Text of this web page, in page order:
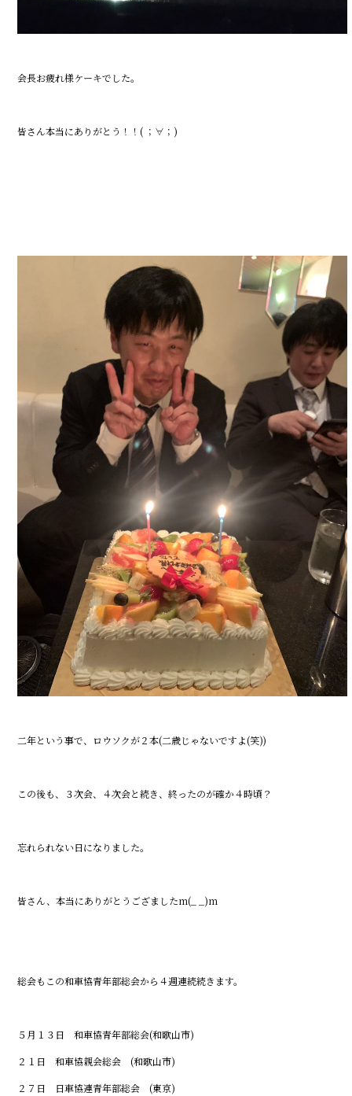
会長お疲れ様ケーキでした。
皆さん本当にありがとう！！( ；∀；)
二年という事で、ロウソクが２本(二歳じゃないですよ(笑))
この後も、３次会、４次会と続き、終ったのが確か４時頃？
忘れられない日になりました。
皆さん、本当にありがとうござましたm(_ _)m
総会もこの和車協青年部総会から４週連続続きます。
５月１３日 和車協青年部総会(和歌山市)
２１日 和車協親会総会 (和歌山市)
２７日 日車協連青年部総会 (東京)